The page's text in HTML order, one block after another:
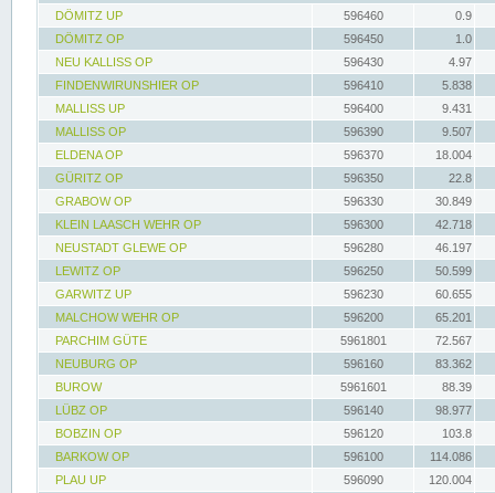
DÖMITZ UP
596460
0.9
DÖMITZ OP
596450
1.0
NEU KALLISS OP
596430
4.97
FINDENWIRUNSHIER OP
596410
5.838
MALLISS UP
596400
9.431
MALLISS OP
596390
9.507
ELDENA OP
596370
18.004
GÜRITZ OP
596350
22.8
GRABOW OP
596330
30.849
KLEIN LAASCH WEHR OP
596300
42.718
NEUSTADT GLEWE OP
596280
46.197
LEWITZ OP
596250
50.599
GARWITZ UP
596230
60.655
MALCHOW WEHR OP
596200
65.201
PARCHIM GÜTE
5961801
72.567
NEUBURG OP
596160
83.362
BUROW
5961601
88.39
LÜBZ OP
596140
98.977
BOBZIN OP
596120
103.8
BARKOW OP
596100
114.086
PLAU UP
596090
120.004